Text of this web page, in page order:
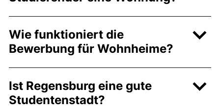
Wie funktioniert die
Bewerbung für Wohnheime?
Ist Regensburg eine gute
Studentenstadt?